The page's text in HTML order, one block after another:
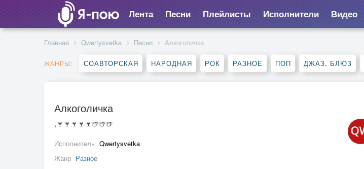
Лента Песни Плейлисты Исполнители Видео
Главная Qwertysvetka Песни Алкоголичка
ЖАНРЫ: СОАВТОРСКАЯ НАРОДНАЯ РОК РАЗНОЕ ПОП ДЖАЗ, БЛЮЗ
Алкоголичка
,🍷🍷🍷🍷🍷🍺🍺🍺
Исполнитель Qwertysvetka
Жанр Разное